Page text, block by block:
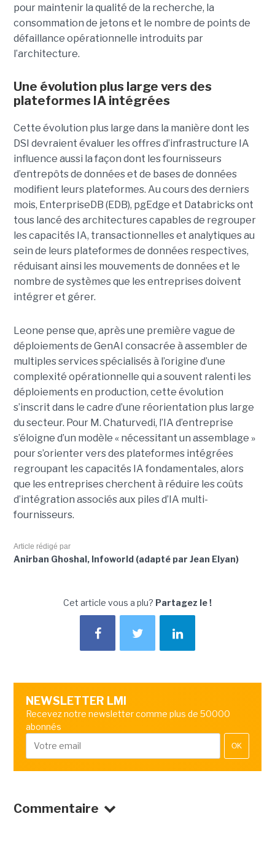
pour maintenir la qualité de la recherche, la
consommation de jetons et le nombre de points de
défaillance opérationnelle introduits par
l’architecture.
Une évolution plus large vers des
plateformes IA intégrées
Cette évolution plus large dans la manière dont les
DSI devraient évaluer les offres d’infrastructure IA
influence aussi la façon dont les fournisseurs
d’entrepôts de données et de bases de données
modifient leurs plateformes. Au cours des derniers
mois, EnterpriseDB (EDB), pgEdge et Databricks ont
tous lancé des architectures capables de regrouper
les capacités IA, transactionnelles et analytiques au
sein de leurs plateformes de données respectives,
réduisant ainsi les mouvements de données et le
nombre de systèmes que les entreprises doivent
intégrer et gérer.
Leone pense que, après une première vague de
déploiements de GenAI consacrée à assembler de
multiples services spécialisés à l’origine d’une
complexité opérationnelle qui a souvent ralenti les
déploiements en production, cette évolution
s’inscrit dans le cadre d’une réorientation plus large
du secteur. Pour M. Chaturvedi, l’IA d’entreprise
s’éloigne d’un modèle « nécessitant un assemblage »
pour s’orienter vers des plateformes intégrées
regroupant les capacités IA fondamentales, alors
que les entreprises cherchent à réduire les coûts
d’intégration associés aux piles d’IA multi-
fournisseurs.
Article rédigé par
Anirban Ghoshal, Infoworld (adapté par Jean Elyan)
Cet article vous a plu? Partagez le !
NEWSLETTER LMI
Recevez notre newsletter comme plus de 50000
abonnés
OK
Commentaire